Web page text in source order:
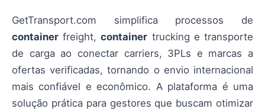
GetTransport.com simplifica processos de
container freight,container trucking e transporte
de carga ao conectar carriers, 3PLs e marcas a
ofertas verificadas, tornando o envio internacional
mais confiável e econômico. A plataforma é uma
solução prática para gestores que buscam otimizar